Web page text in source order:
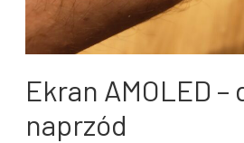
Ekran AMOLED –
naprzód